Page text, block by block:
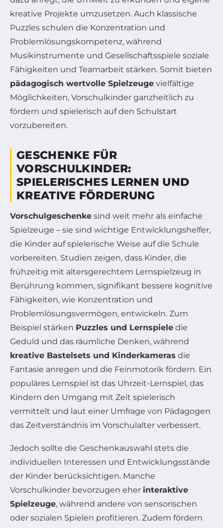
kreative Projekte umzusetzen. Auch klassische
Puzzles schulen die Konzentration und
Problemlösungskompetenz, während
Musikinstrumente und Gesellschaftsspiele soziale
Fähigkeiten und Teamarbeit stärken. Somit bieten
pädagogisch wertvolle Spielzeuge vielfältige
Möglichkeiten, Vorschulkinder ganzheitlich zu
fördern und spielerisch auf den Schulstart
vorzubereiten.
GESCHENKE FÜR
VORSCHULKINDER:
SPIELERISCHES LERNEN UND
KREATIVE FÖRDERUNG
Vorschulgeschenke sind weit mehr als einfache
Spielzeuge – sie sind wichtige Entwicklungshelfer,
die Kinder auf spielerische Weise auf die Schule
vorbereiten. Studien zeigen, dass Kinder, die
frühzeitig mit altersgerechtem Lernspielzeug in
Berührung kommen, signifikant bessere kognitive
Fähigkeiten, wie Konzentration und
Problemlösungsvermögen, entwickeln. Zum
Beispiel stärken Puzzles und Lernspiele die
Geduld und das räumliche Denken, während
kreative Bastelsets und Kinderkameras die
Fantasie anregen und die Feinmotorik fördern. Ein
populäres Lernspiel ist das Uhrzeit-Lernspiel, das
Kindern den Umgang mit Zeit spielerisch
vermittelt und laut einer Umfrage von Pädagogen
das Zeitverständnis im Vorschulalter verbessert.
Jedoch sollte die Geschenkauswahl stets die
individuellen Interessen und Entwicklungsstände
der Kinder berücksichtigen. Manche
Vorschulkinder bevorzugen eher interaktive
Spielzeuge, während andere von sensorischen
oder sozialen Spielen profitieren. Zudem fördern